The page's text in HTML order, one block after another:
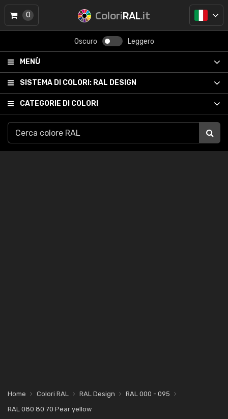
ColoriRAL.it
Oscuro Leggero
MENÙ
SISTEMA DI COLORI: RAL DESIGN
CATEGORIE DI COLORI
0
Home Colori RAL RAL Design
RAL 000 - 095
RAL 080 80 70 Pear yellow